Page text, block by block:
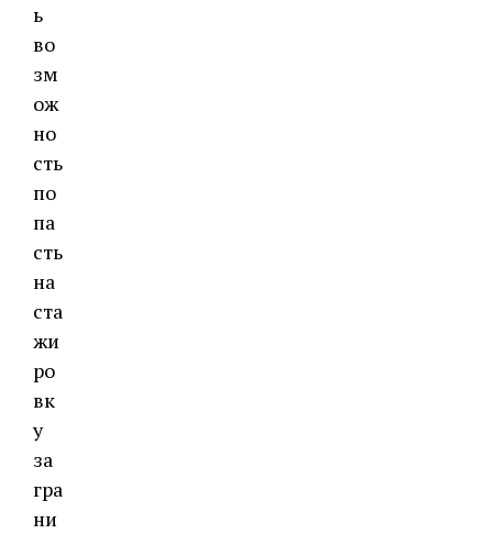
ь
во
зм
ож
но
сть
по
па
сть
на
ста
жи
ро
вк
у
за
гра
ни